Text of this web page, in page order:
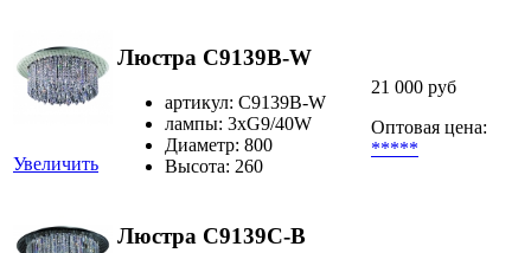
Увеличить
Люстра C9139B-W
артикул: C9139B-W
лампы: 3хG9/40W
Диаметр: 800
Высота: 260
21 000 руб
Оптовая цена:
*****
Люстра C9139C-B